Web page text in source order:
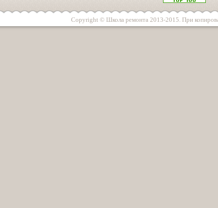
Copyright © Школа ремонта 2013-2015. При